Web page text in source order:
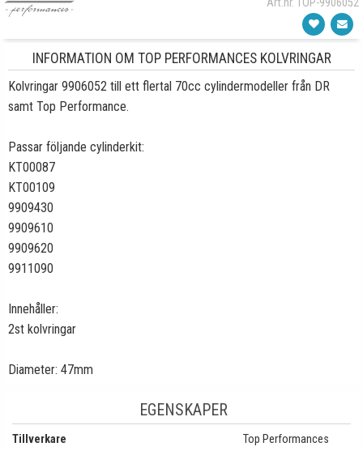
INFORMATION OM TOP PERFORMANCES KOLVRINGAR
Kolvringar 9906052 till ett flertal 70cc cylindermodeller från DR
samt Top Performance.
Passar följande cylinderkit:
KT00087
KT00109
9909430
9909610
9909620
9911090
Innehåller:
2st kolvringar
Diameter: 47mm
EGENSKAPER
Tillverkare Top Performances